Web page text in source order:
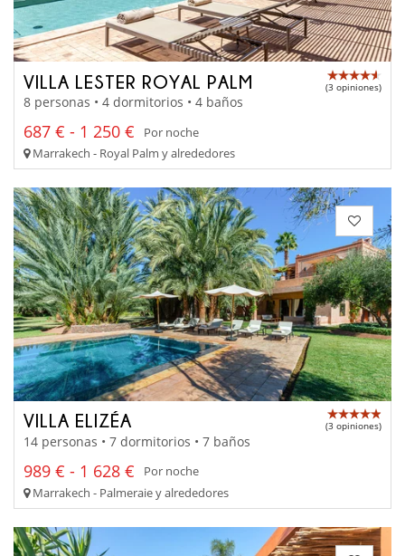
VILLA LESTER ROYAL PALM (3 opiniones)
8 personas • 4 dormitorios • 4 baños
687 € - 1 250 €
Por noche
Marrakech - Royal Palm y alrededores
VILLA ELIZÉA (3 opiniones)
14 personas • 7 dormitorios • 7 baños
989 € - 1 628 €
Por noche
Marrakech - Palmeraie y alrededores